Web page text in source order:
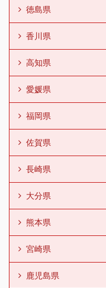
徳島県
香川県
高知県
愛媛県
福岡県
佐賀県
長崎県
大分県
熊本県
宮崎県
鹿児島県